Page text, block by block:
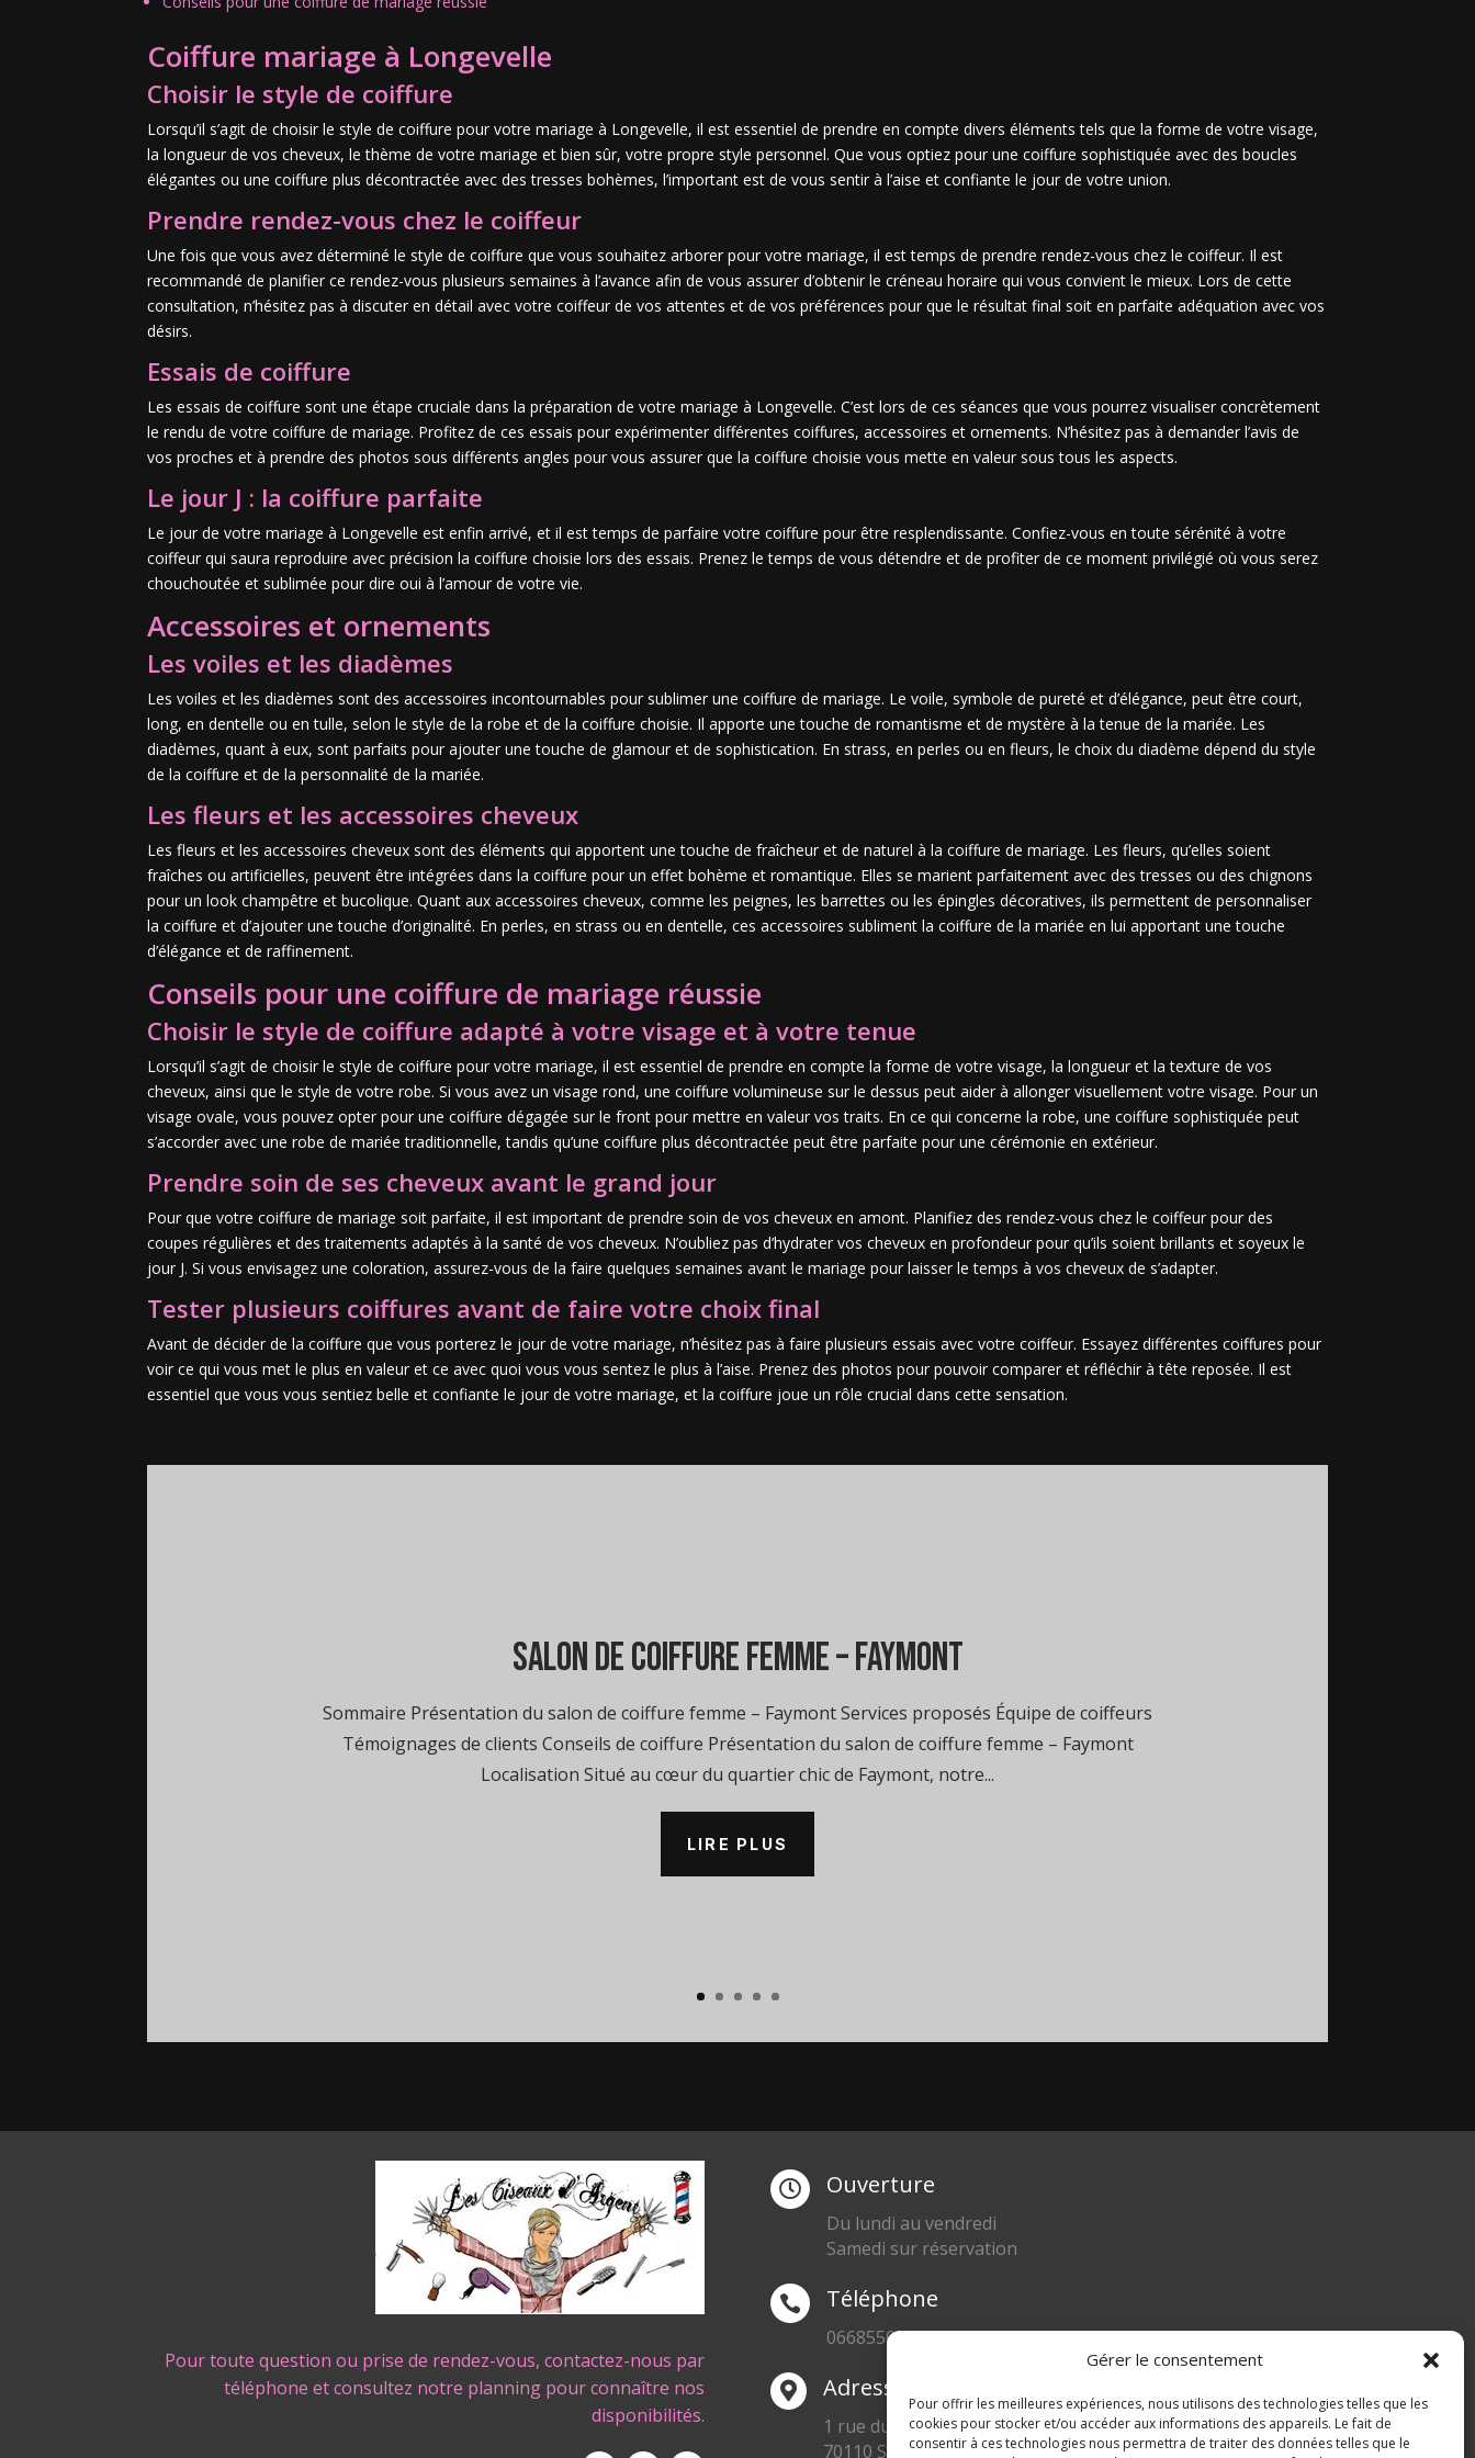
Gérer le consentement
Pour offrir les meilleures expériences, nous utilisons des technologies telles que les
cookies pour stocker et/ou accéder aux informations des appareils. Le fait de
consentir à ces technologies nous permettra de traiter des données telles que le
Coiffure mariage à Longevelle
Choisir le style de coiffure
Lorsqu’il s’agit de choisir le style de coiffure pour votre mariage à Longevelle, il est essentiel de prendre en compte divers éléments tels que la forme de votre visage,
la longueur de vos cheveux, le thème de votre mariage et bien sûr, votre propre style personnel. Que vous optiez pour une coiffure sophistiquée avec des boucles
élégantes ou une coiffure plus décontractée avec des tresses bohèmes, l’important est de vous sentir à l’aise et confiante le jour de votre union.
Prendre rendez-vous chez le coiffeur
Une fois que vous avez déterminé le style de coiffure que vous souhaitez arborer pour votre mariage, il est temps de prendre rendez-vous chez le coiffeur. Il est
recommandé de planifier ce rendez-vous plusieurs semaines à l’avance afin de vous assurer d’obtenir le créneau horaire qui vous convient le mieux. Lors de cette
consultation, n’hésitez pas à discuter en détail avec votre coiffeur de vos attentes et de vos préférences pour que le résultat final soit en parfaite adéquation avec vos
désirs.
Essais de coiffure
Les essais de coiffure sont une étape cruciale dans la préparation de votre mariage à Longevelle. C’est lors de ces séances que vous pourrez visualiser concrètement
le rendu de votre coiffure de mariage. Profitez de ces essais pour expérimenter différentes coiffures, accessoires et ornements. N’hésitez pas à demander l’avis de
vos proches et à prendre des photos sous différents angles pour vous assurer que la coiffure choisie vous mette en valeur sous tous les aspects.
Le jour J : la coiffure parfaite
Le jour de votre mariage à Longevelle est enfin arrivé, et il est temps de parfaire votre coiffure pour être resplendissante. Confiez-vous en toute sérénité à votre
coiffeur qui saura reproduire avec précision la coiffure choisie lors des essais. Prenez le temps de vous détendre et de profiter de ce moment privilégié où vous serez
chouchoutée et sublimée pour dire oui à l’amour de votre vie.
Accessoires et ornements
Les voiles et les diadèmes
Les voiles et les diadèmes sont des accessoires incontournables pour sublimer une coiffure de mariage. Le voile, symbole de pureté et d’élégance, peut être court,
long, en dentelle ou en tulle, selon le style de la robe et de la coiffure choisie. Il apporte une touche de romantisme et de mystère à la tenue de la mariée. Les
diadèmes, quant à eux, sont parfaits pour ajouter une touche de glamour et de sophistication. En strass, en perles ou en fleurs, le choix du diadème dépend du style
de la coiffure et de la personnalité de la mariée.
Les fleurs et les accessoires cheveux
Les fleurs et les accessoires cheveux sont des éléments qui apportent une touche de fraîcheur et de naturel à la coiffure de mariage. Les fleurs, qu’elles soient
fraîches ou artificielles, peuvent être intégrées dans la coiffure pour un effet bohème et romantique. Elles se marient parfaitement avec des tresses ou des chignons
pour un look champêtre et bucolique. Quant aux accessoires cheveux, comme les peignes, les barrettes ou les épingles décoratives, ils permettent de personnaliser
la coiffure et d’ajouter une touche d’originalité. En perles, en strass ou en dentelle, ces accessoires subliment la coiffure de la mariée en lui apportant une touche
d’élégance et de raffinement.
Conseils pour une coiffure de mariage réussie
Choisir le style de coiffure adapté à votre visage et à votre tenue
Lorsqu’il s’agit de choisir le style de coiffure pour votre mariage, il est essentiel de prendre en compte la forme de votre visage, la longueur et la texture de vos
cheveux, ainsi que le style de votre robe. Si vous avez un visage rond, une coiffure volumineuse sur le dessus peut aider à allonger visuellement votre visage. Pour un
visage ovale, vous pouvez opter pour une coiffure dégagée sur le front pour mettre en valeur vos traits. En ce qui concerne la robe, une coiffure sophistiquée peut
s’accorder avec une robe de mariée traditionnelle, tandis qu’une coiffure plus décontractée peut être parfaite pour une cérémonie en extérieur.
Prendre soin de ses cheveux avant le grand jour
Pour que votre coiffure de mariage soit parfaite, il est important de prendre soin de vos cheveux en amont. Planifiez des rendez-vous chez le coiffeur pour des
coupes régulières et des traitements adaptés à la santé de vos cheveux. N’oubliez pas d’hydrater vos cheveux en profondeur pour qu’ils soient brillants et soyeux le
jour J. Si vous envisagez une coloration, assurez-vous de la faire quelques semaines avant le mariage pour laisser le temps à vos cheveux de s’adapter.
Tester plusieurs coiffures avant de faire votre choix final
Avant de décider de la coiffure que vous porterez le jour de votre mariage, n’hésitez pas à faire plusieurs essais avec votre coiffeur. Essayez différentes coiffures pour
voir ce qui vous met le plus en valeur et ce avec quoi vous vous sentez le plus à l’aise. Prenez des photos pour pouvoir comparer et réfléchir à tête reposée. Il est
essentiel que vous vous sentiez belle et confiante le jour de votre mariage, et la coiffure joue un rôle crucial dans cette sensation.
salon de coiffure femme – Faymont
Sommaire Présentation du salon de coiffure femme – Faymont Services proposés Équipe de coiffeurs
Témoignages de clients Conseils de coiffure Présentation du salon de coiffure femme – Faymont
Localisation Situé au cœur du quartier chic de Faymont, notre...
LIRE PLUS
Pour toute question ou prise de rendez-vous, contactez-nous par
téléphone et consultez notre planning pour connaître nos
disponibilités.
 Ouverture
Du lundi au vendredi
Samedi sur réservation
 Téléphone
0668550471
 Adresse
1 rue du Blanc Poirier
70110 SENARGENT MIGNAFANS